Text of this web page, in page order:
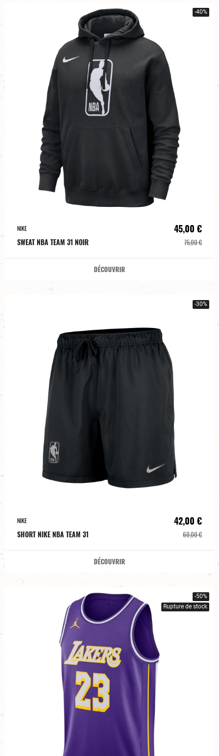
-40%
NIKE
SWEAT NBA TEAM 31 NOIR
45,00 €
75,00 €
DÉCOUVRIR
-30%
NIKE
SHORT NIKE NBA TEAM 31
42,00 €
60,00 €
DÉCOUVRIR
-50%
Rupture de stock